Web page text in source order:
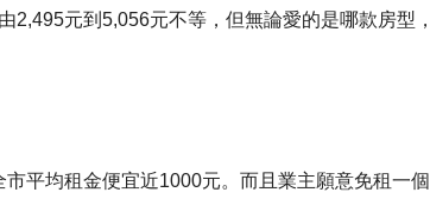
2,495元到5,056元不等，但無論愛的是哪款房型，
平均租金便宜近1000元。而且業主願意免租一個